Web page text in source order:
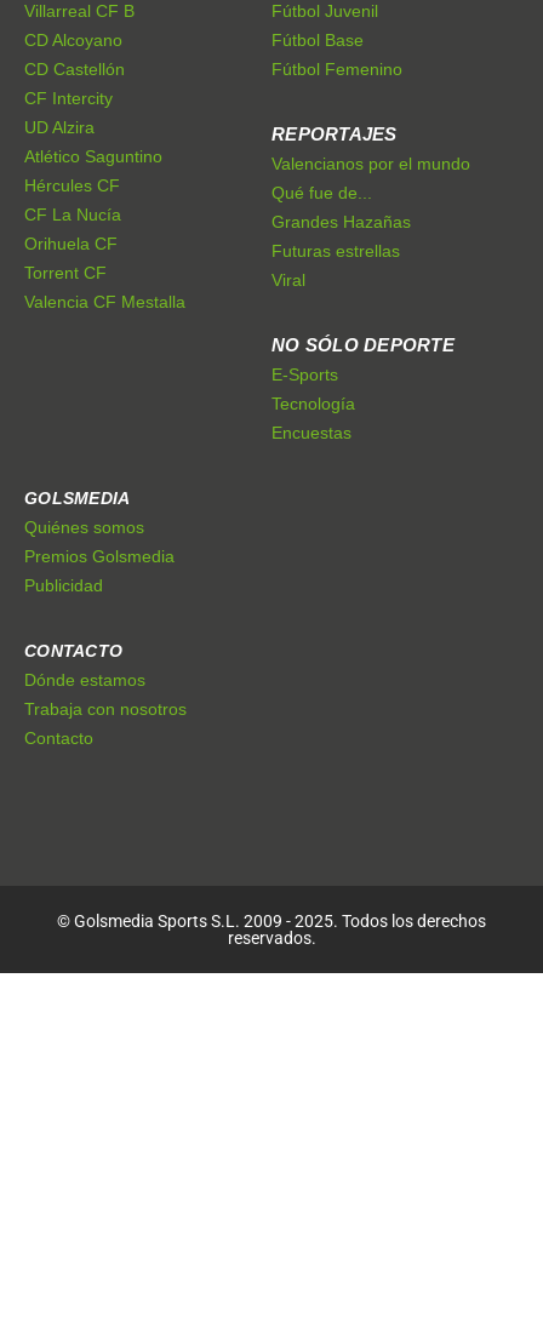
Villarreal CF B
CD Alcoyano
CD Castellón
CF Intercity
UD Alzira
Atlético Saguntino
Hércules CF
CF La Nucía
Orihuela CF
Torrent CF
Valencia CF Mestalla
Fútbol Juvenil
Fútbol Base
Fútbol Femenino
REPORTAJES
Valencianos por el mundo
Qué fue de...
Grandes Hazañas
Futuras estrellas
Viral
NO SÓLO DEPORTE
E-Sports
Tecnología
Encuestas
GOLSMEDIA
Quiénes somos
Premios Golsmedia
Publicidad
CONTACTO
Dónde estamos
Trabaja con nosotros
Contacto
© Golsmedia Sports S.L. 2009 - 2025. Todos los derechos
reservados.